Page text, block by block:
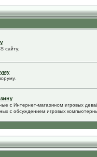
сайту.
с Интернет-магазином игровых
с обсуждением игровых